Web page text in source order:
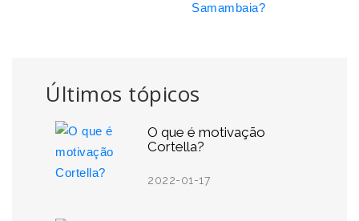
Últimos tópicos
O que é motivação
Cortella?
2022-01-17
Samambaia?